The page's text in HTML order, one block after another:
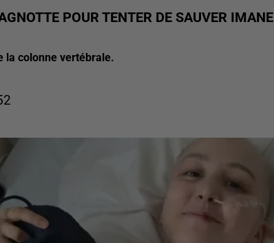
POUR TENTER DE SAUVER IMANE
la colonne vertébrale.